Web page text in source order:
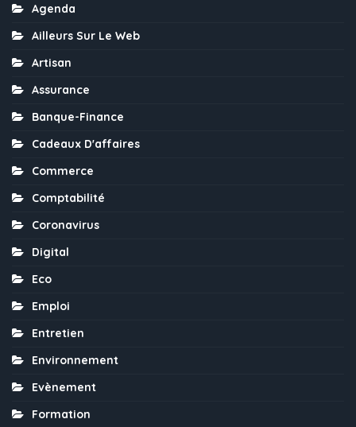
Agenda
Ailleurs Sur Le Web
Artisan
Assurance
Banque-Finance
Cadeaux D'affaires
Commerce
Comptabilité
Coronavirus
Digital
Eco
Emploi
Entretien
Environnement
Evènement
Formation